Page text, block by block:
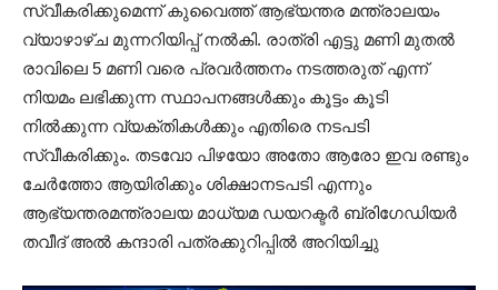
സ്വീകരിക്കുമെന്ന് കുവൈത്ത് ആഭ്യന്തര മന്ത്രാലയം
വ്യാഴാഴ്ച മുന്നറിയിപ്പ് നൽകി. രാത്രി എട്ടു മണി മുതൽ
രാവിലെ 5 മണി വരെ പ്രവർത്തനം നടത്തരുത് എന്ന്
നിയമം ലഭിക്കുന്ന സ്ഥാപനങ്ങൾക്കും കൂട്ടം കൂടി
നിൽക്കുന്ന വ്യക്തികൾക്കും എതിരെ നടപടി
സ്വീകരിക്കും. തടവോ പിഴയോ അതോ ആരോ ഇവ രണ്ടും
ചേർത്തോ ആയിരിക്കും ശിക്ഷാനടപടി എന്നും
ആഭ്യന്തരമന്ത്രാലയ മാധ്യമ ഡയറക്ടർ ബ്രിഗേഡിയർ
തവീദ് അൽ കന്ദാരി പത്രക്കുറിപ്പിൽ അറിയിച്ചു